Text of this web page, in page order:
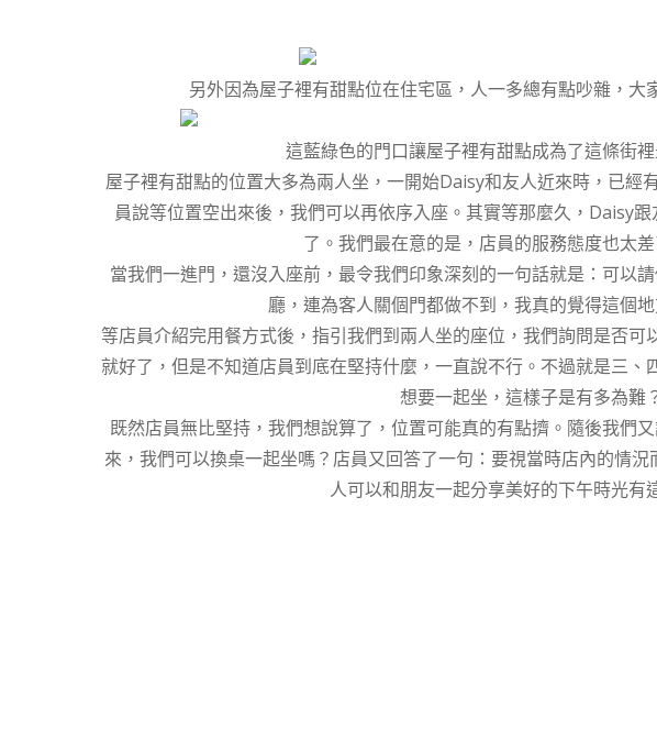
另外因為屋子裡有甜點位在住宅區，人一多總有點吵雜，大
這藍綠色的門口讓屋子裡有甜點成為了這條街
屋子裡有甜點的位置大多為兩人坐，一開始Daisy和友人近來時，已經
員說等位置空出來後，我們可以再依序入座。其實等那麼久，Daisy
了。我們最在意的是，店員的服務態度也太差
當我們一進門，還沒入座前，最令我們印象深刻的一句話就是：可以
廳，連為客人關個門都做不到，我真的覺得這個
等店員介紹完用餐方式後，指引我們到兩人坐的座位，我們詢問是否
就好了，但是不知道店員到底在堅持什麼，一直說不行。不過就是三
想要一起坐，這樣子是有多為難
既然店員無比堅持，我們想說算了，位置可能真的有點擠。隨後我們
來，我們可以換桌一起坐嗎？店員又回答了一句：要視當時店內的情
人可以和朋友一起分享美好的下午時光有